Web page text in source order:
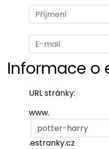
Informace o
URL stránky:
www.
.estranky.cz